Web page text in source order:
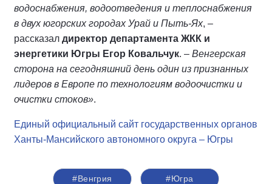
водоснабжения, водоотведения и теплоснабжения
в двух югорских городах Урай и Пыть-Ях, –
рассказал директор департамента ЖКК и
энергетики Югры Егор Ковальчук. – Венгерская
сторона на сегодняшний день один из признанных
лидеров в Европе по технологиям водоочистки и
очистки стоков».
Единый официальный сайт государственных органов
Ханты-Мансийского автономного округа – Югры
#Венгрия #Югра